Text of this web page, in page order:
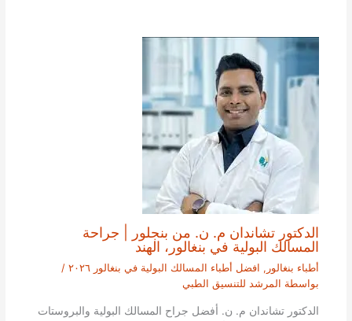
الدكتور تشاندان م. ن. من بنجلور | جراحة
المسالك البولية في بنغالور، الهند
أطباء بنغالور , افضل أطباء المسالك البولية في بنغالور ٢٠٢٦
/
بواسطة المرشد للتنسيق الطبي
الدكتور تشاندان م. ن. أفضل جراح المسالك البولية والبروستات